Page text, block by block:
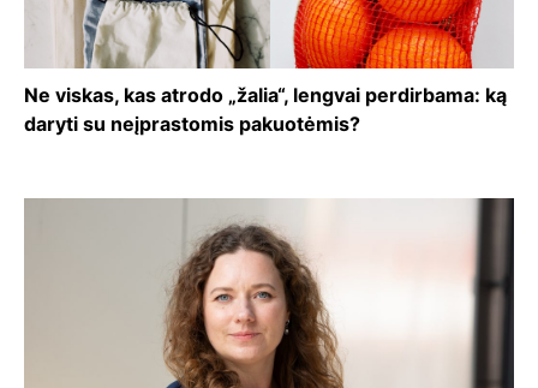
Ne viskas, kas atrodo „žalia“, lengvai perdirbama: ką
daryti su neįprastomis pakuotėmis?